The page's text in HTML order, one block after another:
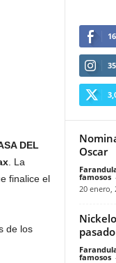
DEL
. La
finalice el
de los
Oscar
famosos
20 enero,
famosos